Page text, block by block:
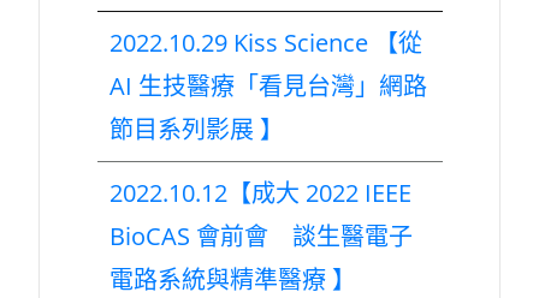
2022.10.29 Kiss Science 【從
AI 生技醫療「看見台灣」網路
節目系列影展 】
2022.10.12【成大 2022 IEEE
BioCAS 會前會 談生醫電子
電路系統與精準醫療 】